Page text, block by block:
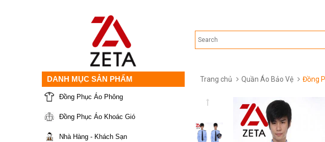
DANH MỤC SẢN PHẨM
Đồng Phục Áo Phông
Đồng Phục Áo Khoác Gió
Nhà Hàng - Khách Sạn
Trang chủ Quần Áo Bảo Vệ Đồng